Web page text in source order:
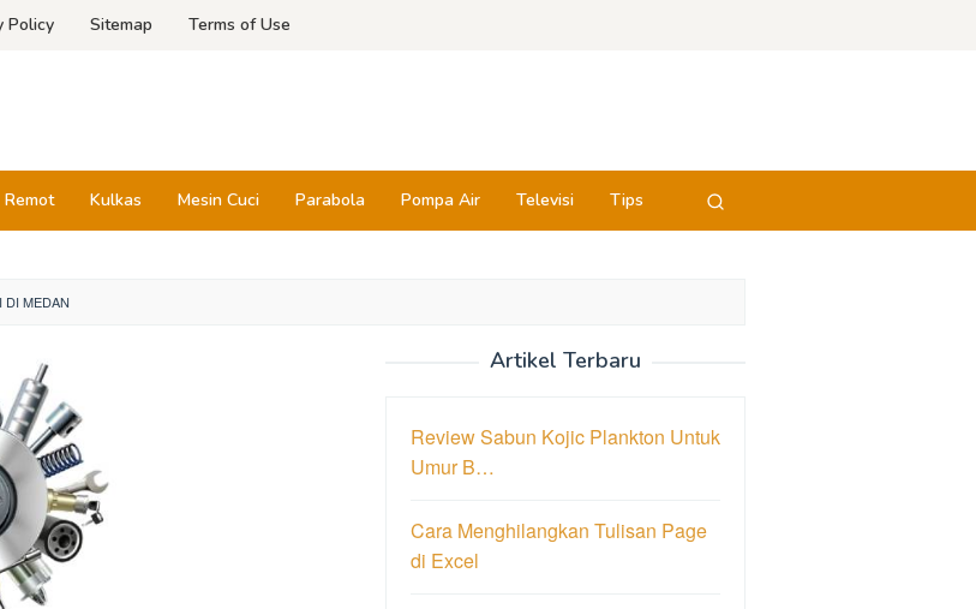
Policy Sitemap Terms of Use
Kulkas Mesin Cuci Parabola Pompa Air Televisi Tips
DI MEDAN
Artikel Terbaru
Review Sabun Kojic Plankton Untuk
Umur B…
Cara Menghilangkan Tulisan Page
di Excel